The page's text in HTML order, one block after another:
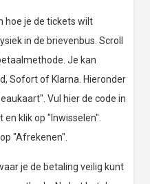
hoe je de tickets wilt
in de brievenbus. Scroll
Je kan
Sofort of Klarna. Hieronder
Vul hier de code in
klik op "Inwisselen".
"Afrekenen".
je de betaling veilig kunt